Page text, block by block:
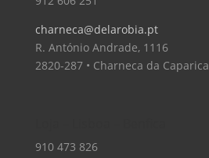
charneca@delarobia.pt
R. António Andrade, 1116
2820-287 • Charneca da Caparica
910 473 826